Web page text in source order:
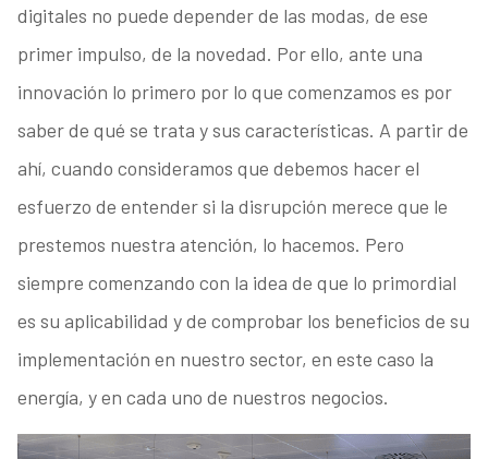
digitales no puede depender de las modas, de ese
primer impulso, de la novedad. Por ello, ante una
innovación lo primero por lo que comenzamos es por
saber de qué se trata y sus características. A partir de
ahí, cuando consideramos que debemos hacer el
esfuerzo de entender si la disrupción merece que le
prestemos nuestra atención, lo hacemos. Pero
siempre comenzando con la idea de que lo primordial
es su aplicabilidad y de comprobar los beneficios de su
implementación en nuestro sector, en este caso la
energía, y en cada uno de nuestros negocios.